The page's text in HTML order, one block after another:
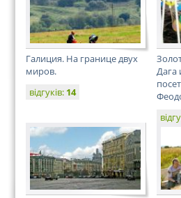
Галиция. На границе двух
миров.
відгуків: 14
Дага